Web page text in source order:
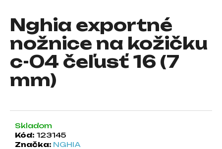
Nghia exportné
nožnice na kožičku
c-04 čeľusť 16 (7
mm)
Skladom
Kód: 123145
Značka: NGHIA
s
ť
?
HĽADAŤ